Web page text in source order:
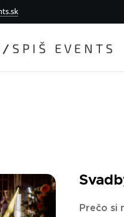
/ S P I Š E V E N T S
Prečo si